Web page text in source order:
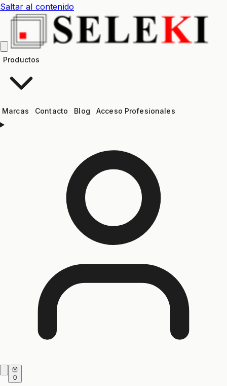
Saltar al contenido
Productos
Marcas Contacto Blog Acceso Profesionales
0